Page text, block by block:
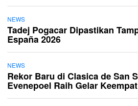
NEWS
Tadej Pogacar Dipastikan
España 2026
NEWS
Rekor Baru di Clasica de San
Evenepoel Raih Gelar Keempat